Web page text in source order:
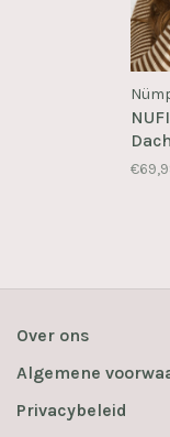
Over ons
Algemene
Privacybeleid